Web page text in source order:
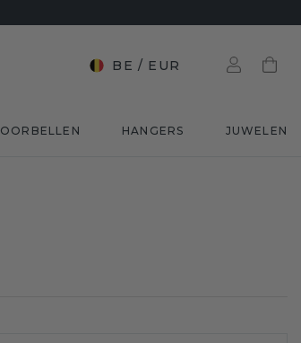
BE / EUR
OORBELLEN HANGERS JUWELEN